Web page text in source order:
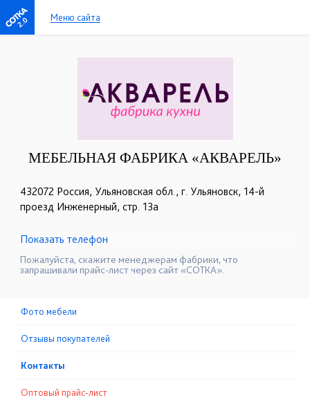
2.0 Меню сайта
МЕБЕЛЬНАЯ ФАБРИКА «АКВАРЕЛЬ»
432072 Россия, Ульяновская обл., г. Ульяновск, 14-й
проезд Инженерный, стр. 13а
☎+7 (927) 270-50-33
Показать телефон
Пожалуйста, скажите менеджерам фабрики, что
запрашивали прайс-лист через сайт «СОТКА».
Фото мебели
Отзывы покупателей
Контакты
Оптовый прайс-лист